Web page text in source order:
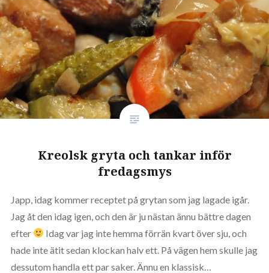
Kreolsk gryta och tankar inför
fredagsmys
Japp, idag kommer receptet på grytan som jag lagade igår.
Jag åt den idag igen, och den är ju nästan ännu bättre dagen
efter
Idag var jag inte hemma förrän kvart över sju, och
hade inte ätit sedan klockan halv ett. På vägen hem skulle jag
dessutom handla ett par saker. Ännu en klassisk…